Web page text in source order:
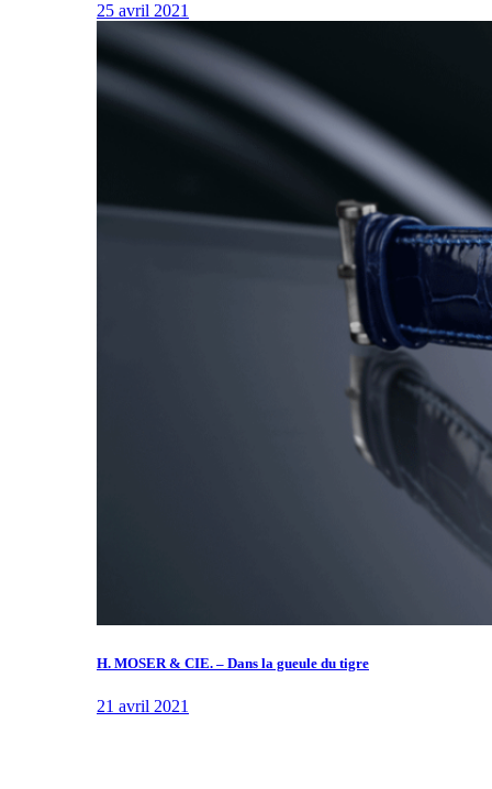
25 avril 2021
H. MOSER & CIE. – Dans la gueule du tigre
21 avril 2021